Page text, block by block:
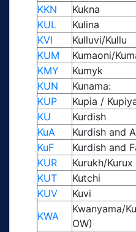
KKN
Kukna
KUL
Kulina
KVI
Kulluvi/Kullu
KUM
Kumaoni/
KMY
Kumyk
KUN
Kunama:
KUP
Kupia /
KU
Kurdish
KuA
Kurdish and
KuF
Kurdish and
KUR
Kurukh/Kurux
KUT
Kutchi
KUV
Kuvi
KWA
Kwanyama/
OW)